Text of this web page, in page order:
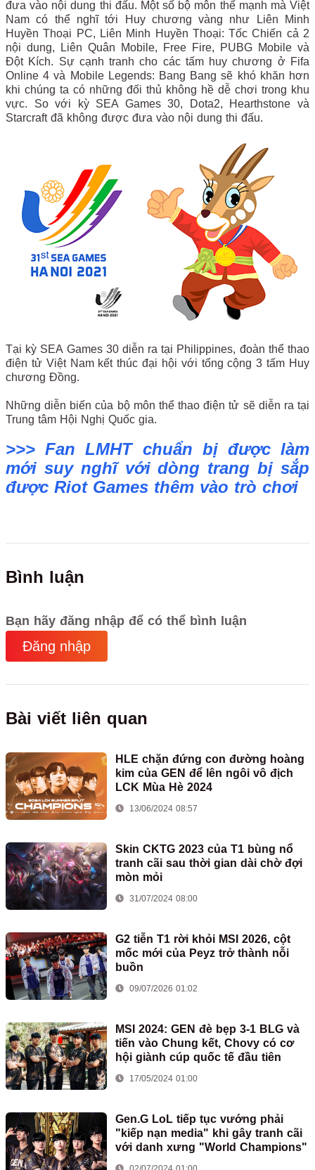
đưa vào nội dung thi đấu. Một số bộ môn thế mạnh mà Việt
Nam có thể nghĩ tới Huy chương vàng như Liên Minh
Huyền Thoại PC, Liên Minh Huyền Thoại: Tốc Chiến cả 2
nội dung, Liên Quân Mobile, Free Fire, PUBG Mobile và
Đột Kích. Sự cạnh tranh cho các tấm huy chương ở Fifa
Online 4 và Mobile Legends: Bang Bang sẽ khó khăn hơn
khi chúng ta có những đối thủ không hề dễ chơi trong khu
vực. So với kỳ SEA Games 30, Dota2, Hearthstone và
Starcraft đã không được đưa vào nội dung thi đấu.
Tại kỳ SEA Games 30 diễn ra tại Philippines, đoàn thể thao
điện tử Việt Nam kết thúc đại hội với tổng cộng 3 tấm Huy
chương Đồng.
Những diễn biến của bộ môn thể thao điện tử sẽ diễn ra tại
Trung tâm Hội Nghị Quốc gia.
>>> Fan LMHT chuẩn bị được làm
mới suy nghĩ với dòng trang bị sắp
được Riot Games thêm vào trò chơi
Bình luận
Bạn hãy đăng nhập để có thể bình luận
Đăng nhập
Bài viết liên quan
HLE chặn đứng con đường hoàng
kim của GEN để lên ngôi vô địch
LCK Mùa Hè 2024
13/06/2024 08:57
Skin CKTG 2023 của T1 bùng nổ
tranh cãi sau thời gian dài chờ đợi
mòn mỏi
31/07/2024 08:00
G2 tiễn T1 rời khỏi MSI 2026, cột
mốc mới của Peyz trở thành nỗi
buồn
09/07/2026 01:02
MSI 2024: GEN đè bẹp 3-1 BLG và
tiến vào Chung kết, Chovy có cơ
hội giành cúp quốc tế đầu tiên
17/05/2024 01:00
Gen.G LoL tiếp tục vướng phải
"kiếp nạn media" khi gây tranh cãi
với danh xưng "World Champions"